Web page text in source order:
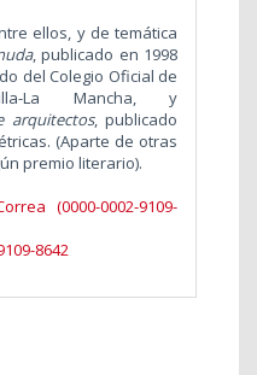
ellos, y de temática
, publicado en 1998
del Colegio Oficial de
La Mancha, y
arquitectos, publicado
(Aparte de otras
premio literario).
(0000-0002-9109-
8642